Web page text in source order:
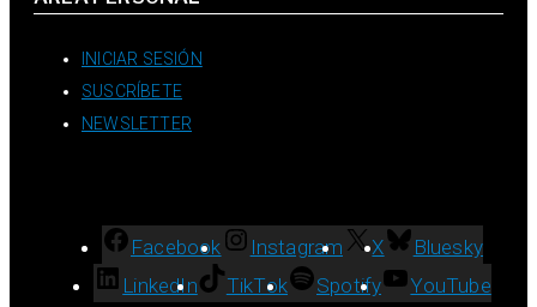
INICIAR SESIÓN
SUSCRÍBETE
NEWSLETTER
Facebook Instagram X
Bluesky
LinkedIn
TikTok Spotify YouTube